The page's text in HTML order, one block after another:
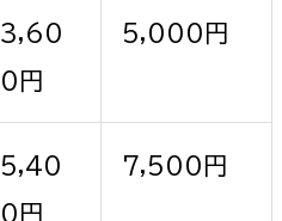
水産海浜課
市立総合医療センター
3,60
0円
5,000円
5,40
0円
7,500円